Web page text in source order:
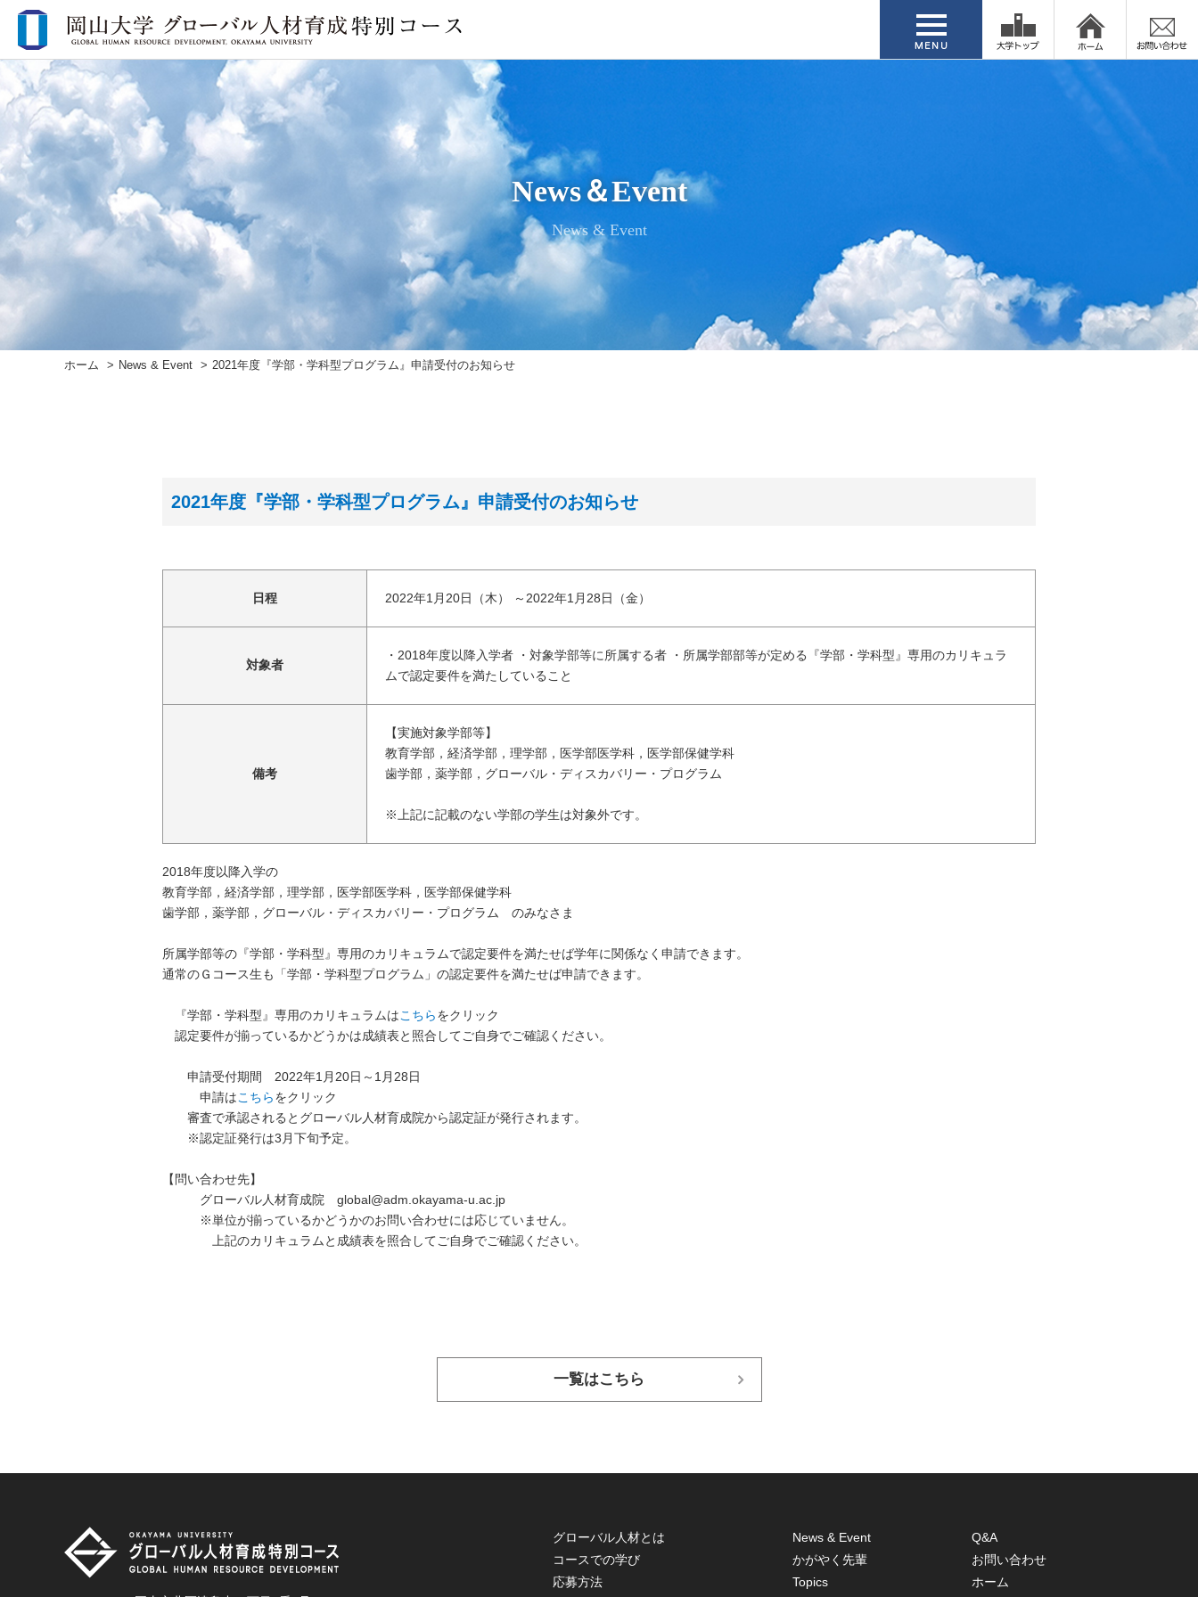
News＆Event
News & Event
ホーム News & Event 2021年度『学部・学科型プログラム』申請受付のお知らせ
2021年度『学部・学科型プログラム』申請受付のお知らせ
日程 2022年1月20日（木） ～2022年1月28日（金）
対象者
・2018年度以降入学者 ・対象学部等に所属する者 ・所属学部部等が定める『学部・学科型』専用のカリキュラ
ムで認定要件を満たしていること
備考
【実施対象学部等】
教育学部，経済学部，理学部，医学部医学科，医学部保健学科
歯学部，薬学部，グローバル・ディスカバリー・プログラム
※上記に記載のない学部の学生は対象外です。
2018年度以降入学の
教育学部，経済学部，理学部，医学部医学科，医学部保健学科
歯学部，薬学部，グローバル・ディスカバリー・プログラム のみなさま
所属学部等の『学部・学科型』専用のカリキュラムで認定要件を満たせば学年に関係なく申請できます。
通常のＧコース生も「学部・学科型プログラム」の認定要件を満たせば申請できます。
『学部・学科型』専用のカリキュラムはこちらをクリック
認定要件が揃っているかどうかは成績表と照合してご自身でご確認ください。
申請受付期間 2022年1月20日～1月28日
申請はこちらをクリック
審査で承認されるとグローバル人材育成院から認定証が発行されます。
※認定証発行は3月下旬予定。
【問い合わせ先】
グローバル人材育成院 global@adm.okayama-u.ac.jp
※単位が揃っているかどうかのお問い合わせには応じていません。
上記のカリキュラムと成績表を照合してご自身でご確認ください。
一覧はこちら
グローバル人材とは
コースでの学び
応募方法
News & Event
かがやく先輩
Topics
Q&A
お問い合わせ
ホーム